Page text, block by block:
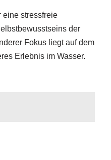
eine stressfreie
der
Fokus liegt auf dem
Erlebnis im Wasser.